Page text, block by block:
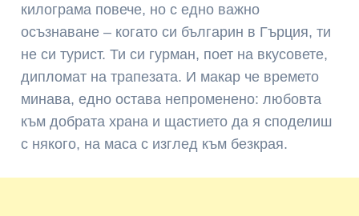
килограма повече, но с едно важно
осъзнаване – когато си българин в Гърция, ти
не си турист. Ти си гурман, поет на вкусовете,
дипломат на трапезата. И макар че времето
минава, едно остава непроменено: любовта
към добрата храна и щастието да я споделиш
с някого, на маса с изглед към безкрая.